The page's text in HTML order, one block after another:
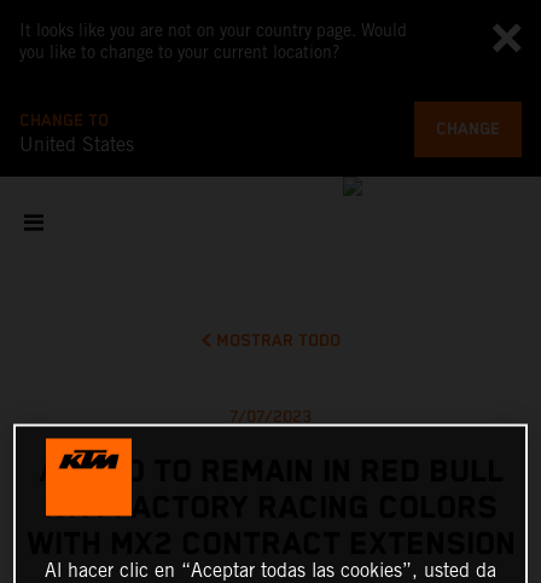
It looks like you are not on your country page. Would
you like to change to your current location?
CHANGE TO
United States
CHANGE
MOSTRAR TODO
7/07/2023
ADAMO TO REMAIN IN RED BULL
KTM FACTORY RACING COLORS
Al hacer clic en “Aceptar todas las cookies”, usted da